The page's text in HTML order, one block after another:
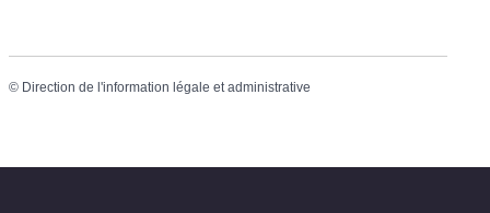
© Direction de l'information légale et administrative